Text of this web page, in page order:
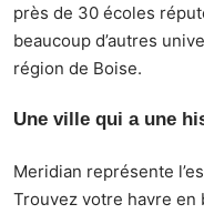
près de 30 écoles
beaucoup d’autres
région de Boise.
Une ville qui a une
Meridian représente
Trouvez votre havre